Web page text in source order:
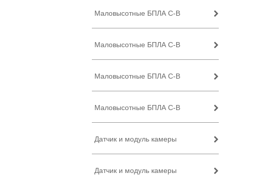
Маловысотные БПЛА C-B
Маловысотные БПЛА C-B
Маловысотные БПЛА C-B
Маловысотные БПЛА C-B
Датчик и модуль камеры
Датчик и модуль камеры